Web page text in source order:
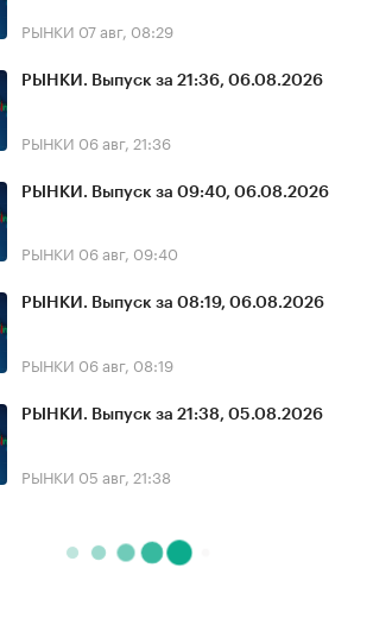
РЫНКИ 07 авг, 08:29
РЫНКИ. Выпуск за 21:36, 06.08.2026
РЫНКИ 06 авг, 21:36
РЫНКИ. Выпуск за 09:40, 06.08.2026
РЫНКИ 06 авг, 09:40
РЫНКИ. Выпуск за 08:19, 06.08.2026
РЫНКИ 06 авг, 08:19
РЫНКИ. Выпуск за 21:38, 05.08.2026
РЫНКИ 05 авг, 21:38